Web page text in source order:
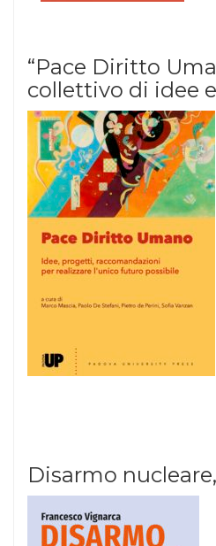
“Pace Diritto
collettivo di idee
Disarmo